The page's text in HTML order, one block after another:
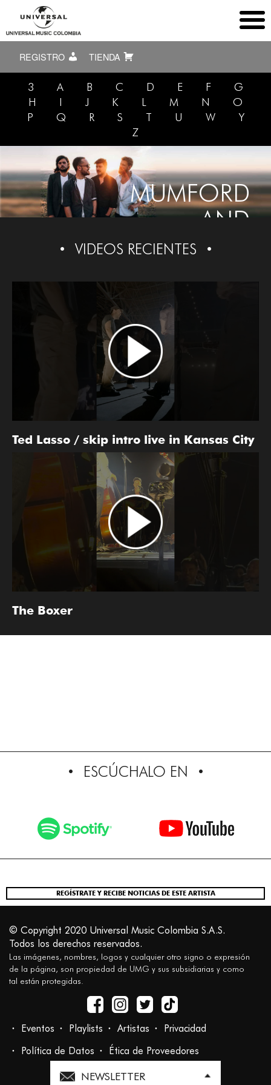
REGISTRO TIENDA
3 A B C D E F
G
H
I J K L M N
O
P
Q R S T U W
Y
Z
MUMFORD
AND
SONS
VIDEOS RECIENTES
Ted Lasso / skip intro live in Kansas City
The Boxer
ESCÚCHALO EN
REGÍSTRATE Y RECIBE NOTICIAS DE ESTE ARTISTA
NEWSLETTER
© Copyright 2020 Universal Music Colombia S.A.S.
Todos los derechos reservados.
Las imágenes, nombres, logos y cualquier otro signo o expresión
de la página, son propiedad de UMG y sus subsidiarias y como
tal están protegidas.
Eventos Playlists Artistas
Privacidad
Política de Datos
Ética de Proveedores